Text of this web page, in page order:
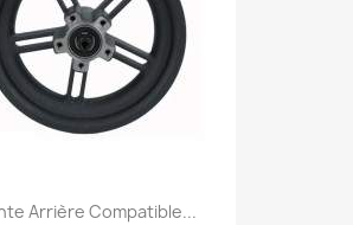
Arrière Compatible...